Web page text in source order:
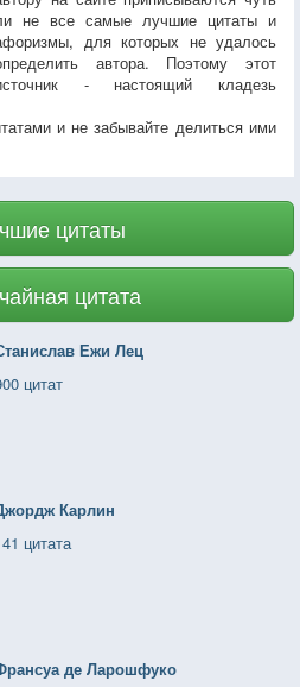
не все самые лучшие цитаты и
для которых не удалось
автора. Поэтому этот
- настоящий кладезь
и не забывайте делиться ими
цитаты
цитата
Ежи Лец
цитат
Карлин
цитата
де Ларошфуко